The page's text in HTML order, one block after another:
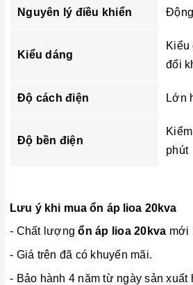
Nguyên lý điều khiển
Kiểu dáng
Kiểu
đổi
Độ cách điện Lớn
Độ bền điện
phút
Lưu ý khi mua ổn áp lioa 20kva
- Chất lượngổn áp lioa 20kva mới
- Giá trên đã có khuyến mãi.
- Bảo hành 4 năm từ ngày sản xuất